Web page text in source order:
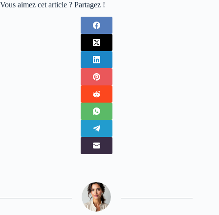
Vous aimez cet article ? Partagez !